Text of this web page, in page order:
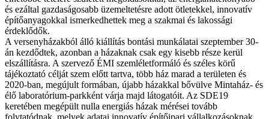
és ezáltal gazdaságosabb üzemeltetésre adott ötletekkel, innovatív
építőanyagokkal ismerkedhettek meg a szakmai és lakossági
érdeklődők.
A versenyházakból álló kiállítás bontási munkálatai szeptember 30-
án kezdődtek, azonban a házaknak csak egy kisebb része kerül
elszállításra. A szervező ÉMI szemléletformáló és széles körű
tájékoztató célját szem előtt tartva, több ház marad a területen és
2020-ban, megújult formában, újabb házakkal bővülve Mintaház- és
élő laboratórium-parkként várja majd látogatóit. Az SDE19
keretében megépült nulla energiás házak mérései tovább
folytatódnak, melyek adatai innovatív építőipari vállalkozásoknak,